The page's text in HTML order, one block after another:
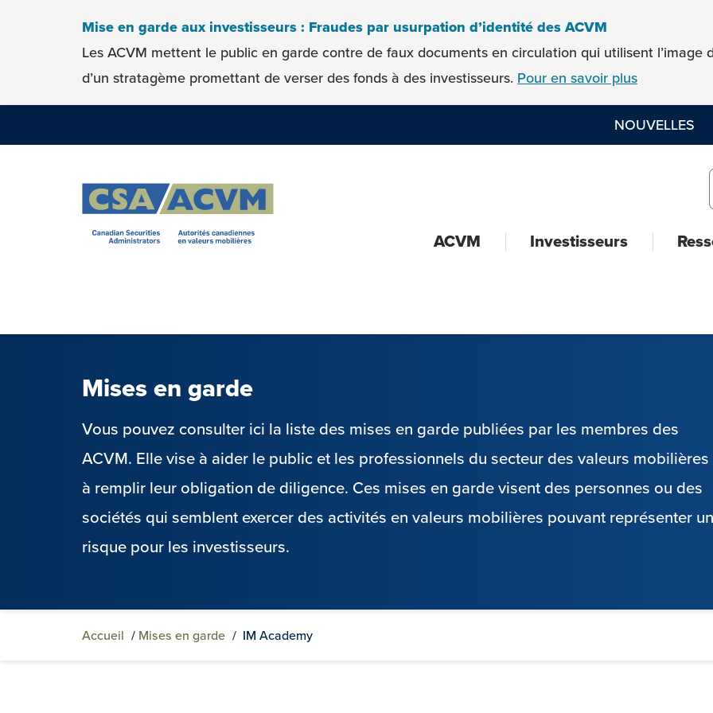
Skip to contentMise en garde aux investisseurs : Fraudes par usurpation d’identité des ACVM
Les ACVM mettent le public en garde contre de faux documents en circulation qui utilisent l’image
d’un stratagème promettant de verser des fonds à des investisseurs. Pour en savoir plus
NOUVELLES
ACVM Investisseurs
Mises en garde
Vous pouvez consulter ici la liste des mises en garde publiées par les membres des
ACVM. Elle vise à aider le public et les professionnels du secteur des valeurs mobilières
à remplir leur obligation de diligence. Ces mises en garde visent des personnes ou des
sociétés qui semblent exercer des activités en valeurs mobilières pouvant représenter un
risque pour les investisseurs.
Accueil / Mises en garde / IM Academy